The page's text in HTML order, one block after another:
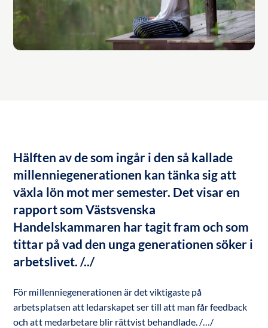
Hälften av de som ingår i den så kallade
millenniegenerationen kan tänka sig att
växla lön mot mer semester. Det visar en
rapport som Västsvenska
Handelskammaren har tagit fram och som
tittar på vad den unga generationen söker i
arbetslivet. /../
För millenniegenerationen är det viktigaste på
arbetsplatsen att ledarskapet ser till att man får feedback
och att medarbetare blir rättvist behandlade. /…/